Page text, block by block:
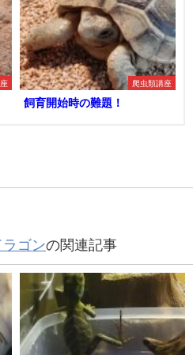
爬虫類講座
飼育開始時の難題！
ゴンの関連記事